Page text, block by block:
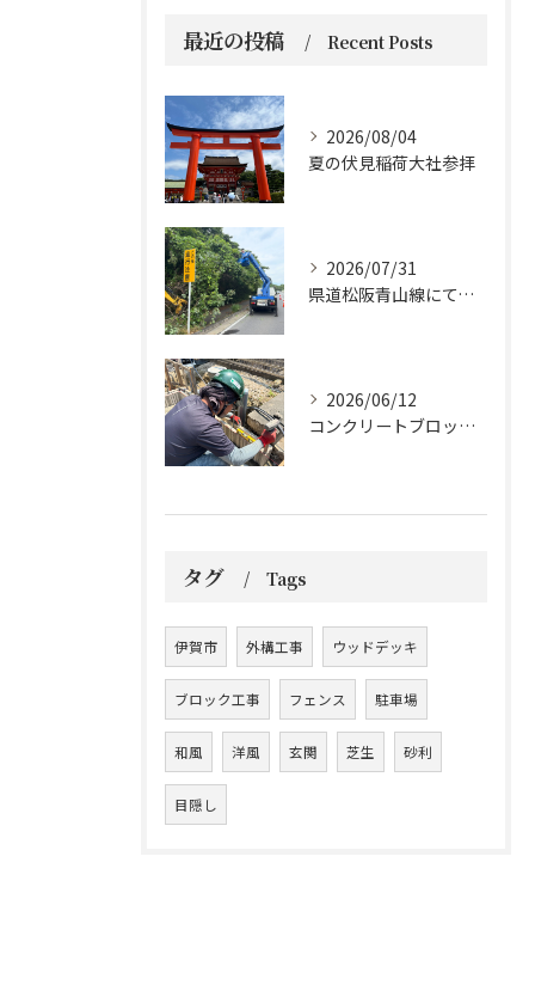
最近の投稿 Recent Posts
2026/08/04
夏の伏見稲荷大社参拝
2026/07/31
県道松阪青山線にて、支障木の伐採作業を行いました🌲
2026/06/12
コンクリートブロックの設置工事です。
タグ Tags
伊賀市 外構工事 ウッドデッキ
ブロック工事 フェンス 駐車場
和風 洋風 玄関 芝生 砂利
目隠し